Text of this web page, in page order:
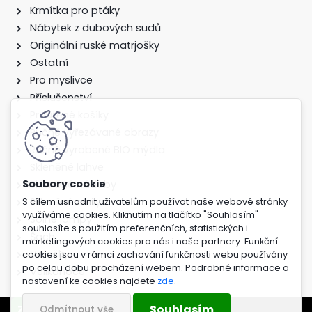
S cílem usnadnit uživatelům používat naše webové stránky
využíváme cookies. Kliknutím na tlačítko "Souhlasím"
souhlasíte s použitím preferenčních, statistických i
marketingových cookies pro nás i naše partnery. Funkční
cookies jsou v rámci zachování funkčnosti webu používány
po celou dobu procházení webem. Podrobné informace a
nastavení ke cookies najdete zde.
Krmítka pro ptáky
Nábytek z dubových sudů
Originální ruské matrjošky
Ostatní
Pro myslivce
Příslušenství
Proutěné košíky
Ručně vyřezávané obrazy
Ručně vyrobené BIO mýdla
Skleněné nádoby
Skleněné sudy
Solné lampy
Šach
Valašky
Velikonoce